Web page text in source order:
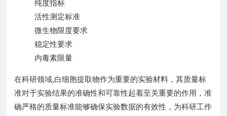
纯度指标
活性测定标准
微生物限度要求
稳定性要求
内毒素限量
在科研领域,白细胞提取物作为重要的实验材料，其质量标
准对于实验结果的准确性和可靠性起着至关重要的作用，准
确严格的质量标准能够确保实验数据的有效性，为科研工作